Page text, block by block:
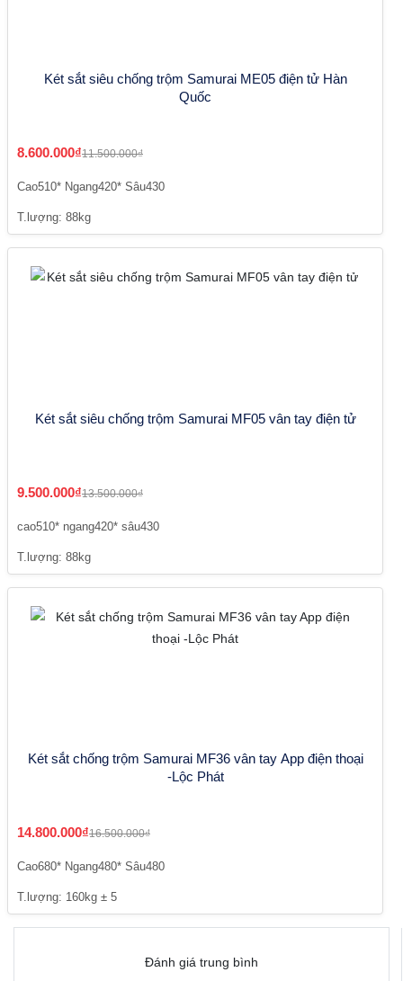
Két sắt siêu chống trộm Samurai ME05 điện tử Hàn
Quốc
8.600.000₫11.500.000₫
Cao510* Ngang420* Sâu430
T.lượng: 88kg
Két sắt siêu chống trộm Samurai MF05 vân tay điện tử
9.500.000₫13.500.000₫
cao510* ngang420* sâu430
T.lượng: 88kg
Két sắt chống trộm Samurai MF36 vân tay App điện thoại
-Lộc Phát
14.800.000₫16.500.000₫
Cao680* Ngang480* Sâu480
T.lượng: 160kg ± 5
Đánh giá trung bình